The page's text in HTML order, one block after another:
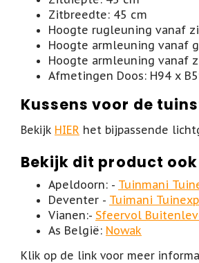
Zitbreedte: 45 cm
Hoogte rugleuning vanaf
Hoogte armleuning vanaf
Hoogte armleuning vanaf
Afmetingen Doos: H94 x
Kussens voor de
Bekijk HIER het bijpassende
Bekijk dit product
Apeldoorn: - Tuinmani
Deventer - Tuimani
Vianen:- Sfeervol
As België: Nowak
Klik op de link voor meer